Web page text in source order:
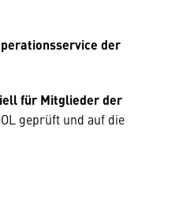
der
für Mitglieder der
geprüft und auf die